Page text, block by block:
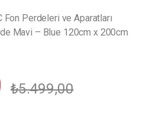
Fon Perdeleri ve Aparatları
Mavi – Blue 120cm x 200cm
₺5.499,00
Mavi - Blue 120cm x 200cm miktar